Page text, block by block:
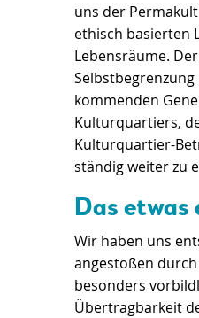
uns der
ethisch basierten
Lebensräume.
kommenden
Kulturquartiers,
Kulturquartier-
ständig weiter zu
Das
Wir haben uns
angestoßen
besonders
Übertragbarkeit